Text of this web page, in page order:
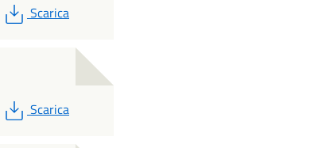
PDF
Scarica
PDF
Scarica